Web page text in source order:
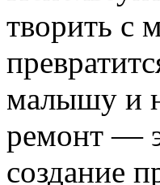
творить с
малышу и
ремонт —
создание